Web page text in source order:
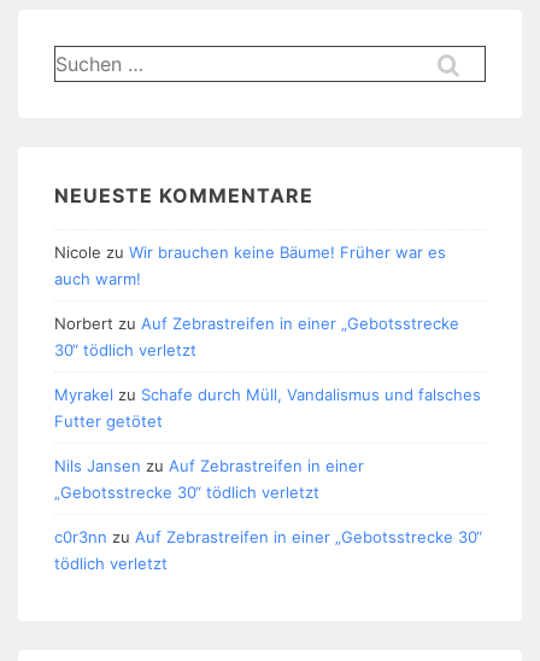
Suchen
nach:
NEUESTE KOMMENTARE
Nicole zu Wir brauchen keine Bäume! Früher war es
auch warm!
Norbert zu Auf Zebrastreifen in einer „Gebotsstrecke
30“ tödlich verletzt
Myrakel zu Schafe durch Müll, Vandalismus und falsches
Futter getötet
Nils Jansen zu Auf Zebrastreifen in einer
„Gebotsstrecke 30“ tödlich verletzt
c0r3nn zu Auf Zebrastreifen in einer „Gebotsstrecke 30“
tödlich verletzt